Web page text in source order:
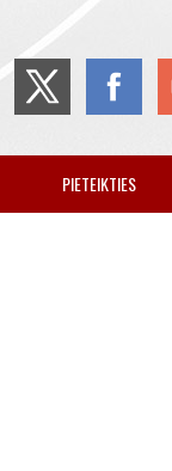
PIETEIKTIES